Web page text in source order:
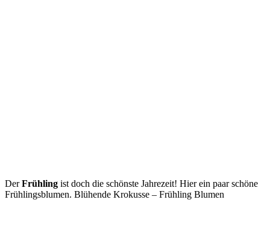
DerFrühling ist doch die schönste Jahrezeit! Hier ein paar schöne
Frühlingsblumen. Blühende Krokusse – Frühling Blumen